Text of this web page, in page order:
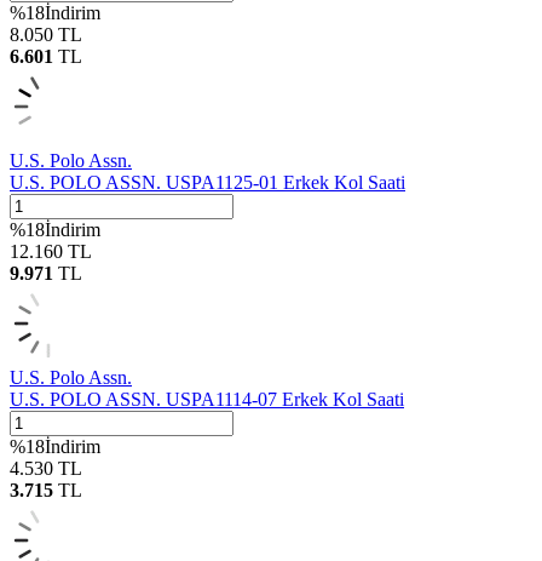
%18İndirim
8.050 TL
6.601 TL
U.S. Polo Assn.
U.S. POLO ASSN. USPA1125-01 Erkek Kol Saati
%18İndirim
12.160 TL
9.971 TL
U.S. Polo Assn.
U.S. POLO ASSN. USPA1114-07 Erkek Kol Saati
%18İndirim
4.530 TL
3.715 TL